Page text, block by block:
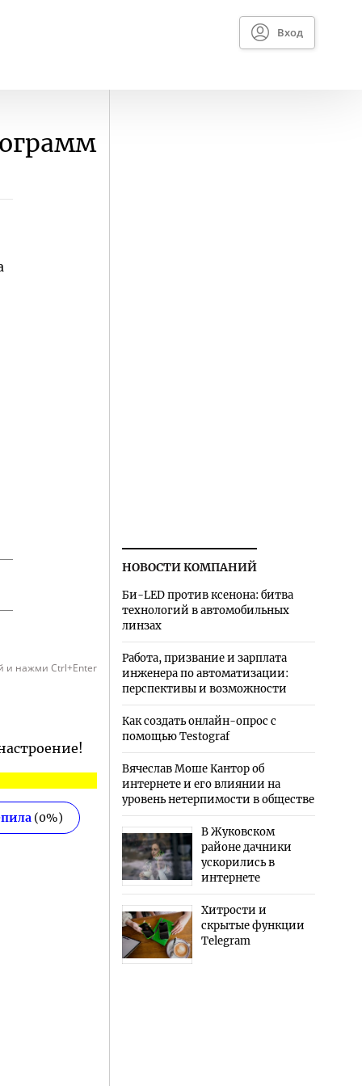
Вход
и нажми Ctrl+Enter
(0%)
НОВОСТИ КОМПАНИЙ
Би-LED против ксенона: битва
технологий в автомобильных
линзах
Работа, призвание и зарплата
инженера по автоматизации:
перспективы и возможности
Как создать онлайн-опрос с
помощью Testograf
Вячеслав Моше Кантор об
интернете и его влиянии на
уровень нетерпимости в обществе
В Жуковском
районе дачники
ускорились в
интернете
Хитрости и
скрытые функции
Telegram